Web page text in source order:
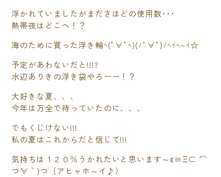
浮かれていましたがまださほどの使用数･･･
熱帯夜はどこへ！？
海のために買った浮き輪ﾍ(ﾟ∀ﾟﾍ)(ﾉﾟ∀ﾟ)ﾉﾍｲﾍ~ｲ☆
予定があわないだと!!!?
水辺ありきの浮き袋やろーー！？
大好きな夏、、、
今年は万全で待っていたのに、、、
でもくじけない!!!
私の夏はこれからだと信じて!!!
気持ちは１２０％うかれたいと思います～ε≡Ξ⊂ ´⌒
つ´∀｀)つ｛アヒャホ～イ♪）